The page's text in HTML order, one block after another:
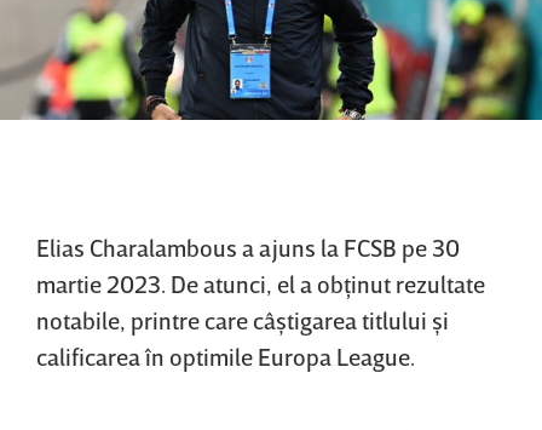
Elias Charalambous a ajuns la FCSB pe 30
martie 2023. De atunci, el a obţinut rezultate
notabile, printre care câştigarea titlului şi
calificarea în optimile Europa League.